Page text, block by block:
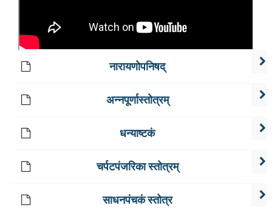
नारायणोपनिषद्
अन्नपूर्णास्तोत्रम्
धन्याष्टकं
चर्पटपंजरिका स्तोत्रम्
साधनपंचकं स्तोत्र